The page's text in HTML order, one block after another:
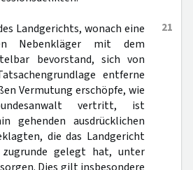
21
Landgerichts, wonach eine
Nebenkläger mit dem
bevorstand, sich von
entferne
Vermutung erschöpfe, wie
vertritt, ist
gehenden ausdrücklichen
die das Landgericht
gelegt hat, unter